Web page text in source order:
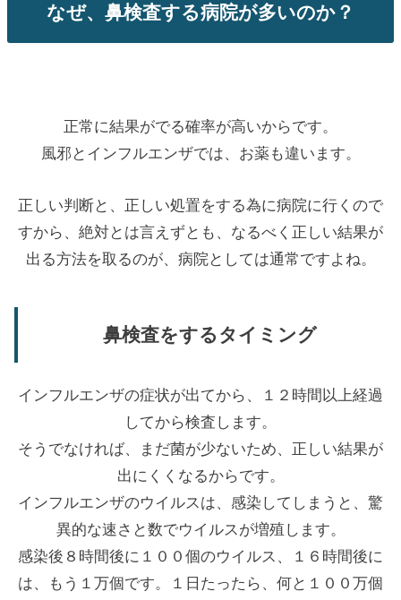
なぜ、鼻検査する病院が多いのか？
正常に結果がでる確率が高いからです。
風邪とインフルエンザでは、お薬も違います。
正しい判断と、正しい処置をする為に病院に行くので
すから、絶対とは言えずとも、なるべく正しい結果が
出る方法を取るのが、病院としては通常ですよね。
鼻検査をするタイミング
インフルエンザの症状が出てから、１２時間以上経過
してから検査します。
そうでなければ、まだ菌が少ないため、正しい結果が
出にくくなるからです。
インフルエンザのウイルスは、感染してしまうと、驚
異的な速さと数でウイルスが増殖します。
感染後８時間後に１００個のウイルス、１６時間後に
は、もう１万個です。１日たったら、何と１００万個